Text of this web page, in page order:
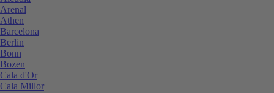
Arenal
Athen
Barcelona
Berlin
Bonn
Bozen
Cala d'Or
Cala Millor